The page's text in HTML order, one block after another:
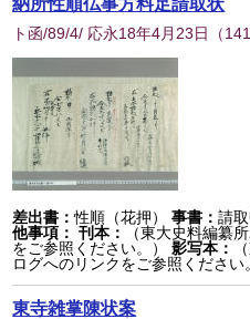
ト函/89/4/ 応永18年4月23日 （
差出書：性順（花押） 事書：請
他事項： 刊本：
（東大史料編纂
をご参照ください。）
影写本：
ログへのリンクをご参照ください
東寺雑掌陳状案